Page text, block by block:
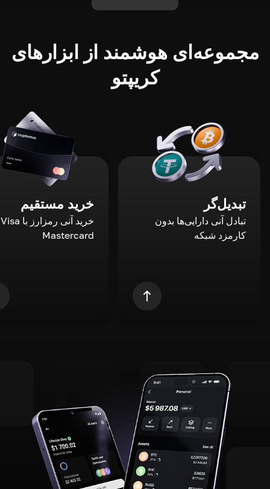
مجموعه‌ای هوشمند از ابزارهای
کریپتو
تبدیل‌گر
تبادل آنی دارایی‌ها بدون
کارمزد شبکه
خرید مستقیم
Mastercard